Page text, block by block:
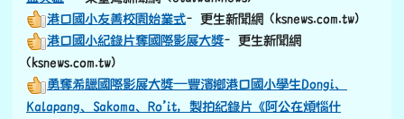
港口國小友善校園始業式–更生新聞網 (ksnews.com.tw)
港口國小紀錄片奪國際影展大獎–更生新聞網
(ksnews.com.tw)
勇奪希臘國際影展大獎—豐濱鄉港口國小學生Dongi、
Kalapang、Sakoma、Ro’it，製拍紀錄片《阿公在煩惱什